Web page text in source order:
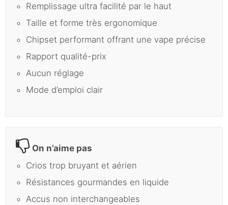
Remplissage ultra facilité par le haut
Taille et forme très ergonomique
Chipset performant offrant une vape précise
Rapport qualité-prix
Aucun réglage
Mode d’emploi clair
On n’aime pas
Crios trop bruyant et aérien
Résistances gourmandes en liquide
Accus non interchangeables